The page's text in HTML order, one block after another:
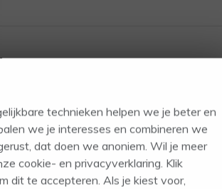
gezin met 4 kids, runt met man een
coach bij een Landelijke aanbieder, en
In haar vrije tijd is ze graag aan het
technieken helpen we je beter en
we je interesses en combineren we
dat doen we anoniem. Wil je meer
cookie- en privacyverklaring. Klik
dit te accepteren. Als je kiest voor,